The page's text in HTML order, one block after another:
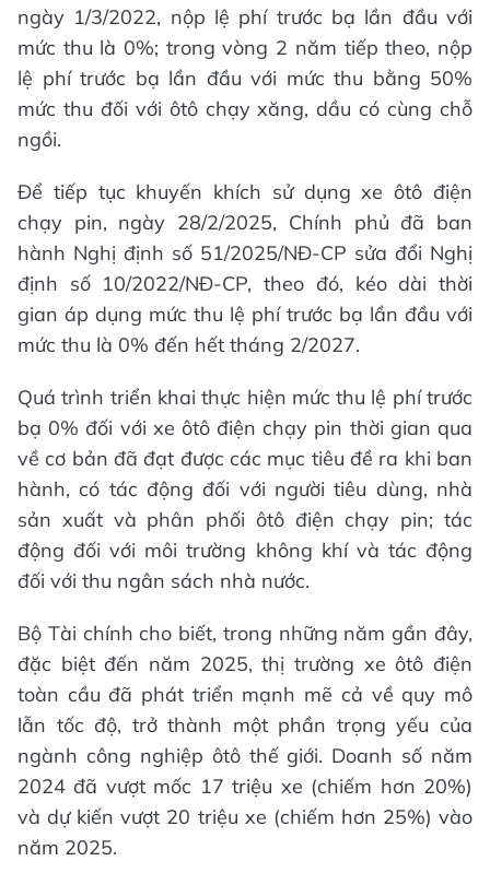
ngày 1/3/2022, nộp lệ phí trước bạ lần đầu với
mức thu là 0%; trong vòng 2 năm tiếp theo, nộp
lệ phí trước bạ lần đầu với mức thu bằng 50%
mức thu đối với ôtô chạy xăng, dầu có cùng chỗ
ngồi.
Để tiếp tục khuyến khích sử dụng xe ôtô điện
chạy pin, ngày 28/2/2025, Chính phủ đã ban
hành Nghị định số 51/2025/NĐ-CP sửa đổi Nghị
định số 10/2022/NĐ-CP, theo đó, kéo dài thời
gian áp dụng mức thu lệ phí trước bạ lần đầu với
mức thu là 0% đến hết tháng 2/2027.
Quá trình triển khai thực hiện mức thu lệ phí trước
bạ 0% đối với xe ôtô điện chạy pin thời gian qua
về cơ bản đã đạt được các mục tiêu đề ra khi ban
hành, có tác động đối với người tiêu dùng, nhà
sản xuất và phân phối ôtô điện chạy pin; tác
động đối với môi trường không khí và tác động
đối với thu ngân sách nhà nước.
Bộ Tài chính cho biết, trong những năm gần đây,
đặc biệt đến năm 2025, thị trường xe ôtô điện
toàn cầu đã phát triển mạnh mẽ cả về quy mô
lẫn tốc độ, trở thành một phần trọng yếu của
ngành công nghiệp ôtô thế giới. Doanh số năm
2024 đã vượt mốc 17 triệu xe (chiếm hơn 20%)
và dự kiến vượt 20 triệu xe (chiếm hơn 25%) vào
năm 2025.